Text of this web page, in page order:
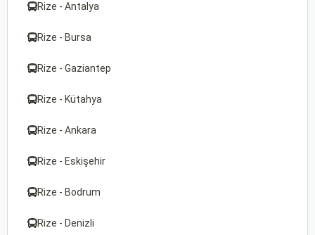
Rize - Antalya
Rize - Bursa
Rize - Gaziantep
Rize - Kütahya
Rize - Ankara
Rize - Eskişehir
Rize - Bodrum
Rize - Denizli